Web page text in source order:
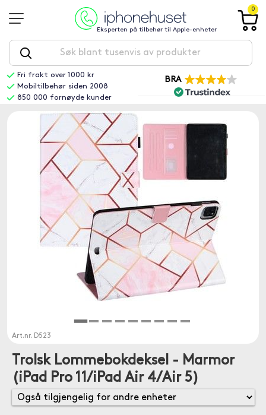
Eksperten på tilbehør til Apple-enheter
0
Fri frakt over 1000 kr
Mobiltilbehør siden 2008
850 000 fornøyde kunder
BRA
Art.nr. D523
Trolsk Lommebokdeksel - Marmor
(iPad Pro 11/iPad Air 4/Air 5)